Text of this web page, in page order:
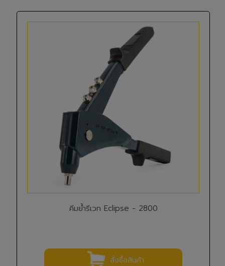
คีมย้ำรีเวท Eclipse - 2800
สั่งซื้อสินค้า